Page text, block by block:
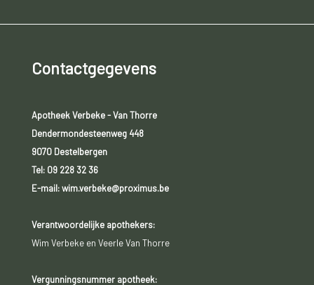
Contactgegevens
Apotheek Verbeke - Van Thorre
Dendermondesteenweg 448
9070 Destelbergen
Tel: 09 228 32 36
E-mail: wim.verbeke@proximus.be
Verantwoordelijke apothekers:
Wim Verbeke en Veerle Van Thorre
Vergunningsnummer apotheek: